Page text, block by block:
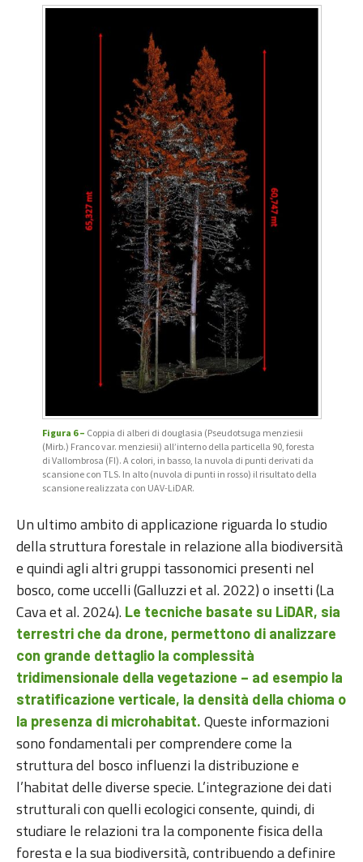
Figura 6 – Coppia di alberi di douglasia (Pseudotsuga menziesii
(Mirb.) Franco var. menziesii) all’interno della particella 90, foresta
di Vallombrosa (FI). A colori, in basso, la nuvola di punti derivati da
scansione con TLS. In alto (nuvola di punti in rosso) il risultato della
scansione realizzata con UAV-LiDAR.
Un ultimo ambito di applicazione riguarda lo studio
della struttura forestale in relazione alla biodiversità
e quindi agli altri gruppi tassonomici presenti nel
bosco, come uccelli (Galluzzi et al. 2022) o insetti (La
Cava et al. 2024). Le tecniche basate su LiDAR, sia
terrestri che da drone, permettono di analizzare
con grande dettaglio la complessità
tridimensionale della vegetazione – ad esempio la
stratificazione verticale, la densità della chioma o
la presenza di microhabitat. Queste informazioni
sono fondamentali per comprendere come la
struttura del bosco influenzi la distribuzione e
l’habitat delle diverse specie. L’integrazione dei dati
strutturali con quelli ecologici consente, quindi, di
studiare le relazioni tra la componente fisica della
foresta e la sua biodiversità, contribuendo a definire